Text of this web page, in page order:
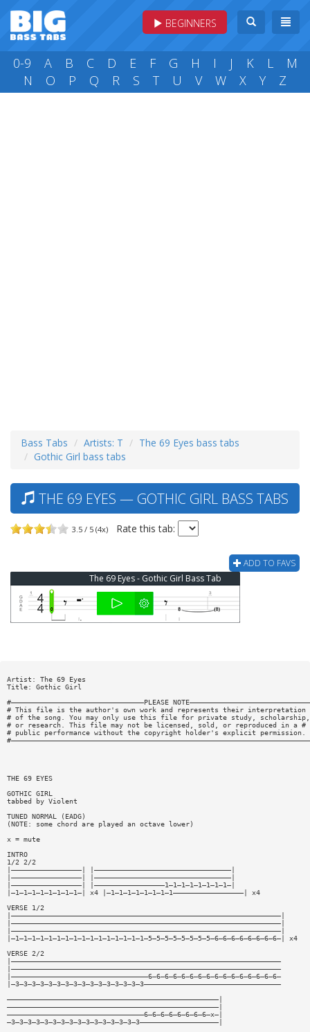
BEGINNERS
0-9 A B C D E F G H I J K L
M
N
O P Q R S T U V W X Y Z
Bass Tabs Artists: T
The 69 Eyes bass tabs
Gothic Girl bass tabs
THE 69 EYES — GOTHIC GIRL BASS TABS
3.5 / 5 (4x) Rate this tab:
ADD TO FAVS
The 69 Eyes - Gothic Girl Bass Tab
Artist: The 69 Eyes
Title: Gothic Girl
#————————————————————————————————PLEASE
# This file is the author's own work and represents their interpretation
# of the song. You may only use this file for private study,
# or research. This file may not be licensed, sold, or reproduced in a #
# public performance without the copyright holder's explicit permission.
THE 69 EYES
GOTHIC GIRL
tabbed by Violent
TUNED NORMAL (EADG)
(NOTE: some chord are played an octave lower)
x = mute
INTRO
1/2 2/2
|—————————————————| |—————————————————————————————————|
|—————————————————| |—————————————————————————————————|
|—————————————————| |—————————————————1—1—1—1—1—1—1—1—|
|—1—1—1—1—1—1—1—1—| x4 |—1—1—1—1—1—1—1—1—————————————————| x4
VERSE 1/2
|—————————————————————————————————————————————————————————————————|
|—————————————————————————————————————————————————————————————————|
|—————————————————————————————————————————————————————————————————|
|—1—1—1—1—1—1—1—1—1—1—1—1—1—1—1—1—5—5—5—5—5—5—5—5—6—6—6—6—6—6—6—6—| x4
VERSE 2/2
|—————————————————————————————————————————————————————————————————
|—————————————————————————————————————————————————————————————————
|—————————————————————————————————6—6—6—6—6—6—6—6—6—6—6—6—6—6—6—6—
|—3—3—3—3—3—3—3—3—3—3—3—3—3—3—3—3—————————————————————————————————
———————————————————————————————————————————————————|
———————————————————————————————————————————————————|
—————————————————————————————————6—6—6—6—6—6—6—6—x—|
—3—3—3—3—3—3—3—3—3—3—3—3—3—3—3—3———————————————————|